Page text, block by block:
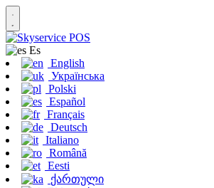
Es
English
Українська
Polski
Español
Français
Deutsch
Italiano
Română
Eesti
ქართული